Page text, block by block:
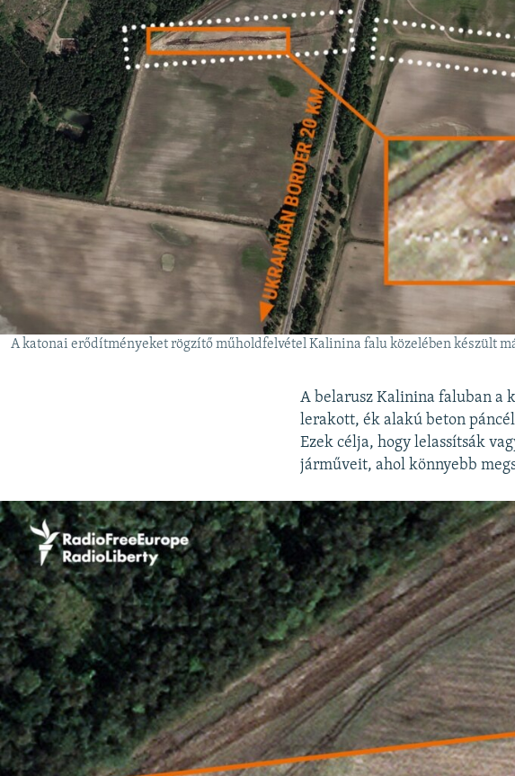
A katonai erődítményeket rögzítő műholdfelvétel Kalinina falu közelében készült
A belarusz Kalinina faluban a
lerakott, ék alakú beton
Ezek célja, hogy lelassítsák
járműveit, ahol könnyebb